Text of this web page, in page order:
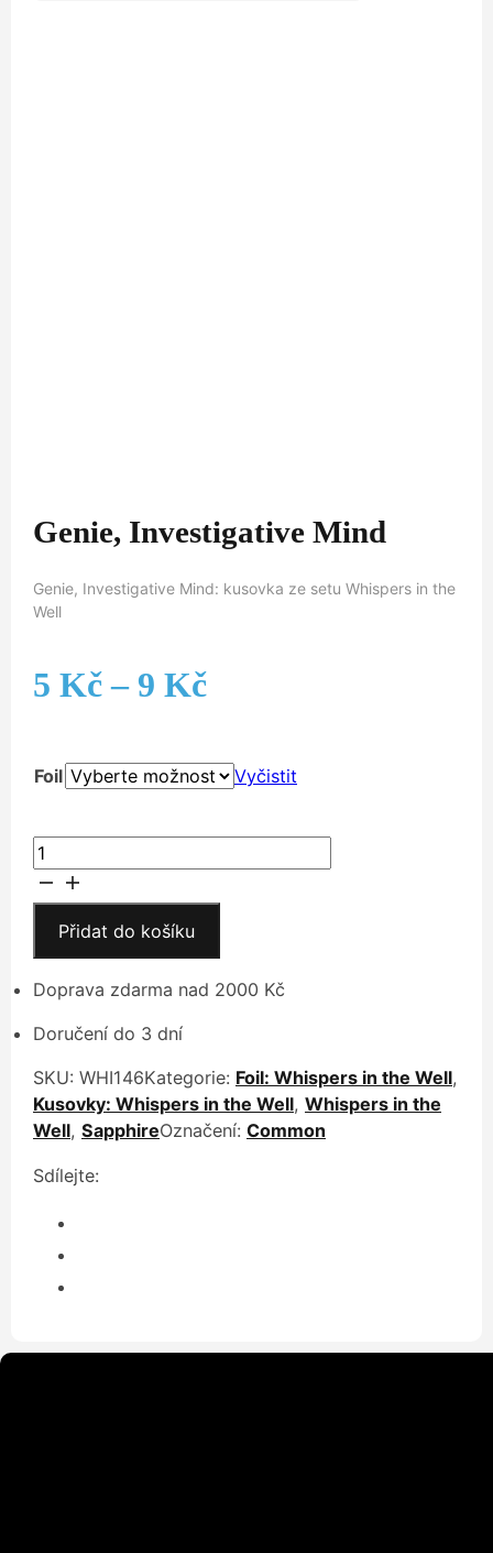
Genie, Investigative Mind
Genie, Investigative Mind: kusovka ze setu Whispers in the
Well
5 Kč – 9 KčRozpětí
5 Kč
až
9 Kč
Foil Vyčistit
Genie,
Investigative
Mind
množství
Přidat do košíku
Doprava zdarma nad 2000 Kč
Doručení do 3 dní
SKU: WHI146Kategorie: Foil: Whispers in the Well,
Kusovky: Whispers in the Well, Whispers in the
Well, SapphireOznačení: Common
Sdílejte: